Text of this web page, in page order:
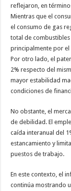
reflejaron, en
Mientras que el
el consumo de gas
total de
principalmente por
Por otro lado, el
2% respecto del
mayor estabilidad
condiciones de
No obstante, el
de debilidad. El
caída interanual del
estancamiento y
puestos de trabajo.
En este contexto, el
continúa mostrando